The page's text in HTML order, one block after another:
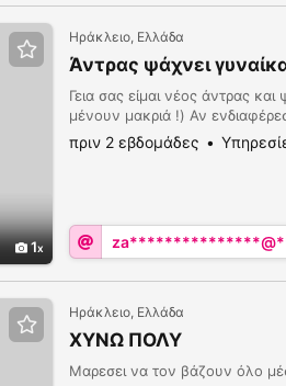
1
Ηράκλειο, Ελλάδα
Άντρας ψάχνει
Γεια σας είμαι νέος άντρας
μένουν μακριά !) Αν
πριν 2 εβδομάδες
Ηράκλειο, Ελλάδα
ΧΥΝΩ ΠΟΛΥ
Μαρεσει να τον βάζουν όλο